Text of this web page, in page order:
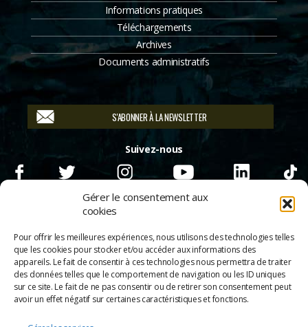
Gérer le consentement aux
cookies
Pour offrir les meilleures expériences, nous utilisons des technologies telles
que les cookies pour stocker et/ou accéder aux informations des
appareils. Le fait de consentir à ces technologies nous permettra de traiter
des données telles que le comportement de navigation ou les ID uniques
sur ce site. Le fait de ne pas consentir ou de retirer son consentement peut
avoir un effet négatif sur certaines caractéristiques et fonctions.
Informations pratiques
Téléchargements
Archives
Documents administratifs
S'ABONNER À LA NEWSLETTER
Suivez-nous